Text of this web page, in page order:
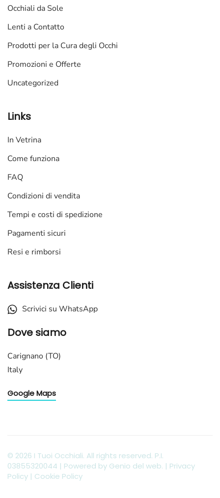
Occhiali da Sole
Lenti a Contatto
Prodotti per la Cura degli Occhi
Promozioni e Offerte
Uncategorized
Links
In Vetrina
Come funziona
FAQ
Condizioni di vendita
Tempi e costi di spedizione
Pagamenti sicuri
Resi e rimborsi
Assistenza Clienti
Scrivici su WhatsApp
Dove siamo
Carignano (TO)
Italy
Google Maps
© 2026 I Tuoi Occhiali. All rights reserved. P.I.
03855320044 | Powered by Genio del web. | Privacy
Policy | Cookie Policy